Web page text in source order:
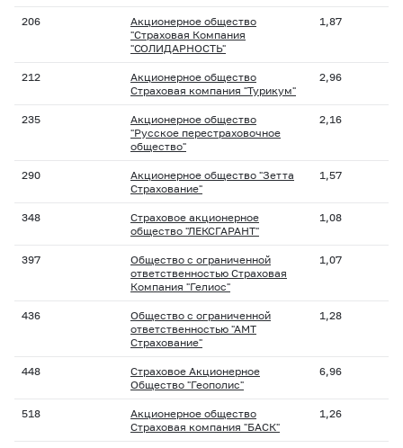
206
Акционерное общество
"Страховая Компания
"СОЛИДАРНОСТЬ"
1,87
212
Акционерное общество
Страховая компания "Турикум"
2,96
235
Акционерное общество
"Русское перестраховочное
общество"
2,16
290
Акционерное общество "Зетта
Страхование"
1,57
348
Страховое акционерное
общество "ЛЕКСГАРАНТ"
1,08
397
Общество с ограниченной
ответственностью Страховая
Компания "Гелиос"
1,07
436
Общество с ограниченной
ответственностью "АМТ
Страхование"
1,28
448
Страховое Акционерное
Общество "Геополис"
6,96
518
Акционерное общество
Страховая компания "БАСК"
1,26